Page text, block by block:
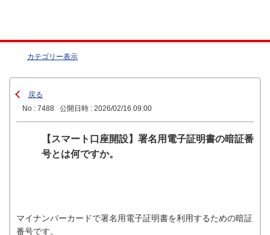
カテゴリー表示
戻る
No : 7488
公開日時 : 2026/02/16 09:00
【スマート口座開設】署名用電子証明書の暗証番
号とは何ですか。
マイナンバーカードで署名用電子証明書を利用するための暗証
番号です。